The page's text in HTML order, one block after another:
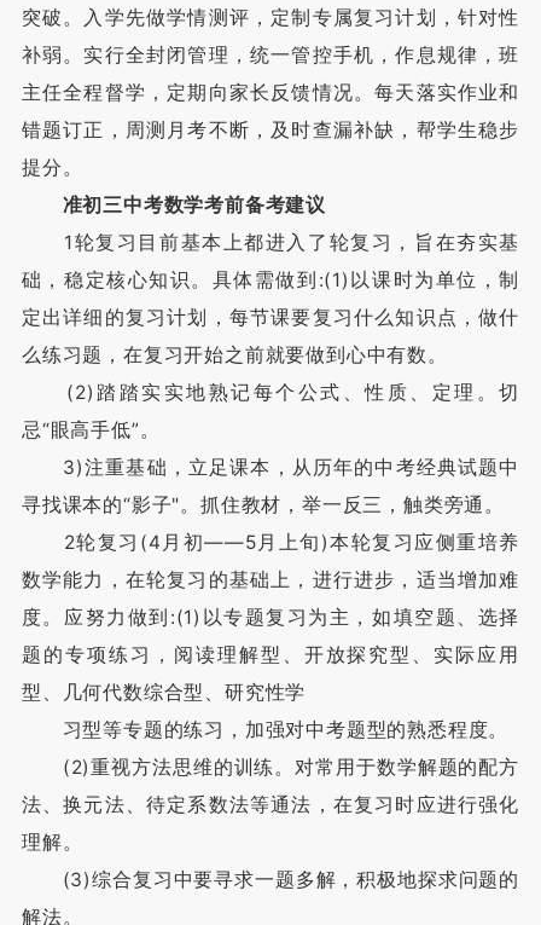
突破。入学先做学情测评，定制专属复习计划，针对性
补弱。实行全封闭管理，统一管控手机，作息规律，班
主任全程督学，定期向家长反馈情况。每天落实作业和
错题订正，周测月考不断，及时查漏补缺，帮学生稳步
提分。
准初三中考数学考前备考建议
1轮复习目前基本上都进入了轮复习，旨在夯实基
础，稳定核心知识。具体需做到:(1)以课时为单位，制
定出详细的复习计划，每节课要复习什么知识点，做什
么练习题，在复习开始之前就要做到心中有数。
(2)踏踏实实地熟记每个公式、性质、定理。切
忌“眼高手低”。
3)注重基础，立足课本，从历年的中考经典试题中
寻找课本的“影子"。抓住教材，举一反三，触类旁通。
2轮复习(4月初——5月上旬)本轮复习应侧重培养
数学能力，在轮复习的基础上，进行进步，适当增加难
度。应努力做到:(1)以专题复习为主，如填空题、选择
题的专项练习，阅读理解型、开放探究型、实际应用
型、几何代数综合型、研究性学
习型等专题的练习，加强对中考题型的熟悉程度。
(2)重视方法思维的训练。对常用于数学解题的配方
法、换元法、待定系数法等通法，在复习时应进行强化
理解。
(3)综合复习中要寻求一题多解，积极地探求问题的
解法。